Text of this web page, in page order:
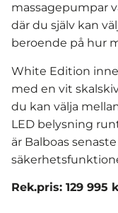
massagepumpar
där du själv kan
beroende på hur
White Edition
med en vit
du kan välja
LED belysning
är Balboas
Rek.pris: 129 995